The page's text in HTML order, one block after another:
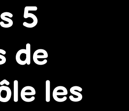
5
de
les